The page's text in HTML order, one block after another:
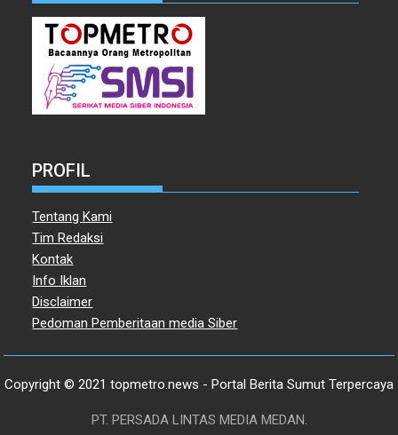
PROFIL
Tentang Kami
Tim Redaksi
Kontak
Info Iklan
Disclaimer
Pedoman Pemberitaan media Siber
Copyright © 2021 topmetro.news - Portal Berita Sumut Terpercaya
PT. PERSADA LINTAS MEDIA MEDAN.